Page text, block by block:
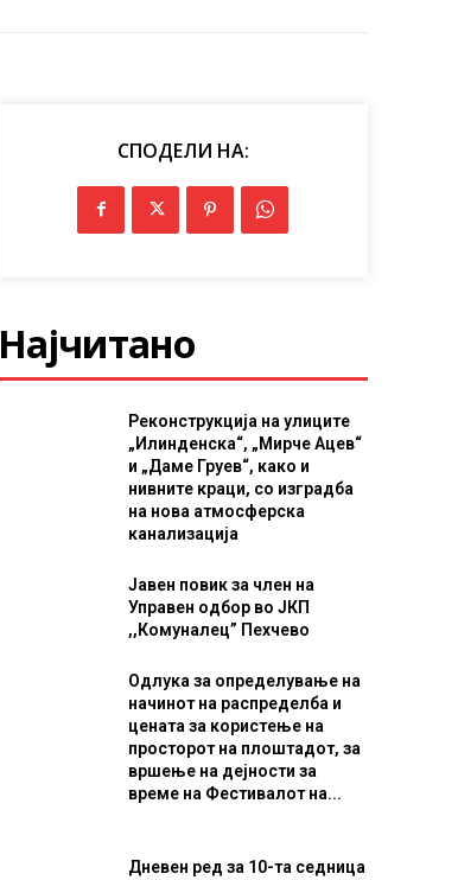
СПОДЕЛИ НА:
Најчитано
Реконструкција на улиците
„Илинденска“, „Мирче Ацев“
и „Даме Груев“, како и
нивните краци, со изградба
на нова атмосферска
канализација
Јавен повик за член на
Управен одбор во ЈКП
,,Комуналец” Пехчево
Одлука за определување на
начинот на распределба и
цената за користење на
просторот на плоштадот, за
вршење на дејности за
време на Фестивалот на...
Дневен ред за 10-та седница